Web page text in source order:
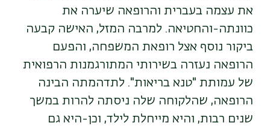
את עצמה בעברית והרופאה שיערה את
כוונתה -והחטיאה. למרבה המזל, האישה קבעה
ביקור נוסף אצל רופאת המשפחה, והפעם
הרופאה נעזרה בשירותי המתורגמנות הרפואית
של עמותת "טנא בריאות". לתדהמתה הבינה
הרופאה, שהלקוחה שלה ניסתה להרות במשך
שנים רבות, והיא מייחלת לילד, וכן-היא גם